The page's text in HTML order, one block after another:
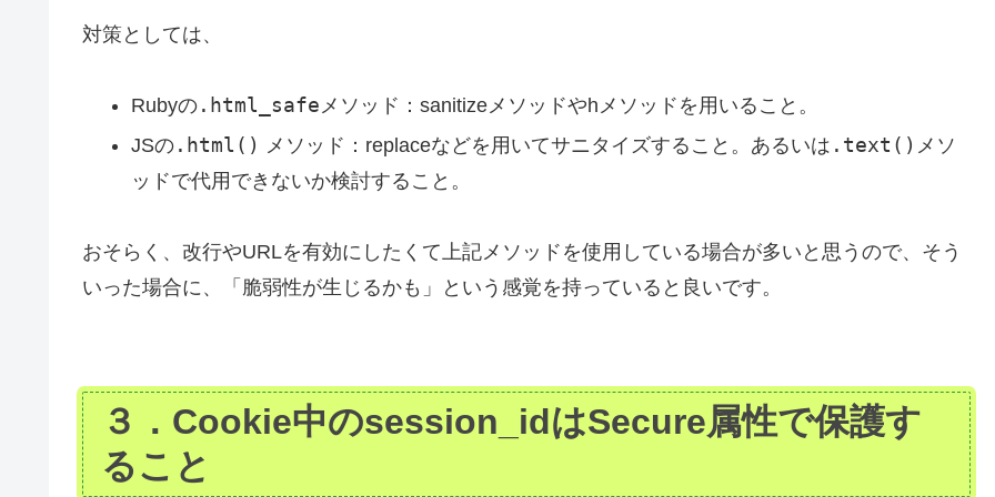
対策としては、
Rubyの.html_safeメソッド：sanitizeメソッドやhメソッドを用いること。
JSの.html() メソッド：replaceなどを用いてサニタイズすること。あるいは .text() メソ
ッドで代用できないか検討すること。
おそらく、改行やURLを有効にしたくて上記メソッドを使用している場合が多いと思うので、そう
いった場合に、「脆弱性が生じるかも」という感覚を持っていると良いです。
３．Cookie中のsession_idはSecure属性で保護す
ること